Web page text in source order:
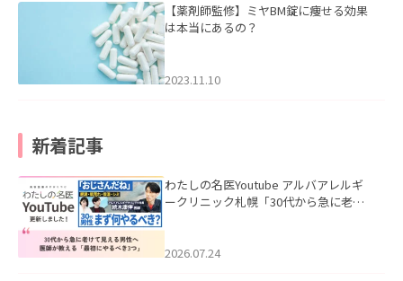
【薬剤師監修】ミヤBM錠に痩せる効果
は本当にあるの？
2023.11.10
新着記事
わたしの名医Youtube アルバアレルギ
ークリニック札幌「30代から急に老け
た。
2026.07.24